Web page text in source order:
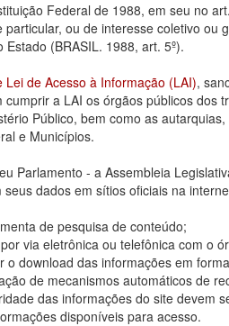
Federal de 1988, em seu no
ou de interesse coletivo
(BRASIL. 1988, art. 5º).
Lei de Acesso à Informação (LAI),
a LAI os órgãos públicos
Público, bem como as
e Municípios.
Parlamento - a Assembleia
dados em sítios oficiais na
de pesquisa de conteúdo;
via eletrônica ou telefônica com o
o download das informações em
de mecanismos automáticos de
das informações do site devem
disponíveis para acesso.